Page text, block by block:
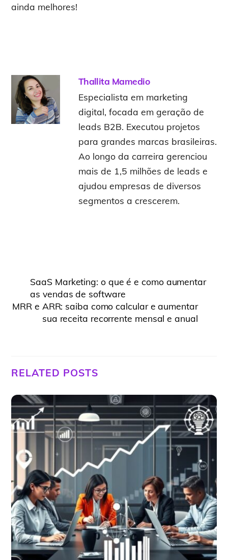
ainda melhores!
Thallita Mamedio
Especialista em marketing
digital, focada em geração de
leads B2B. Executou projetos
para grandes marcas brasileiras.
Ao longo da carreira gerenciou
mais de 1,5 milhões de leads e
ajudou empresas de diversos
segmentos a crescerem.
SaaS Marketing: o que é e como aumentar
as vendas de software
MRR e ARR: saiba como calcular e aumentar
sua receita recorrente mensal e anual
RELATED POSTS